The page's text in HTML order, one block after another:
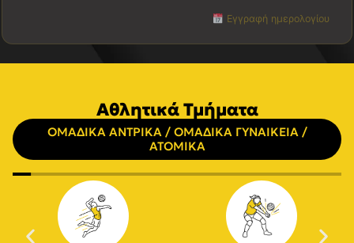
Εγγραφή ημερολογίου
Αθλητικά Τμήματα
ΟΜΑΔΙΚΑ ΑΝΤΡΙΚΑ / ΟΜΑΔΙΚΑ ΓΥΝΑΙΚΕΙΑ /
ΑΤΟΜΙΚΑ